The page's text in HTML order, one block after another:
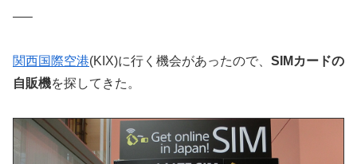
—–
関西国際空港(KIX)に行く機会があったので、 SIMカードの
自販機を探してきた。